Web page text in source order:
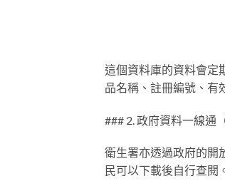
這個資料庫的資料會定
品名稱、註冊編號、有
### 2. 政府資料一線通
衛生署亦透過政府的開
民可以下載後自行查閱